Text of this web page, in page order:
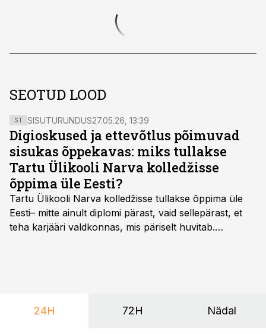
SEOTUD LOOD
ST SISUTURUNDUS27.05.26, 13:39
Digioskused ja ettevõtlus põimuvad
sisukas õppekavas: miks tullakse
Tartu Ülikooli Narva kolledžisse
õppima üle Eesti?
Tartu Ülikooli Narva kolledžisse tullakse õppima üle
Eesti– mitte ainult diplomi pärast, vaid sellepärast, et
teha karjääri valdkonnas, mis päriselt huvitab.
24H 72H Nädal